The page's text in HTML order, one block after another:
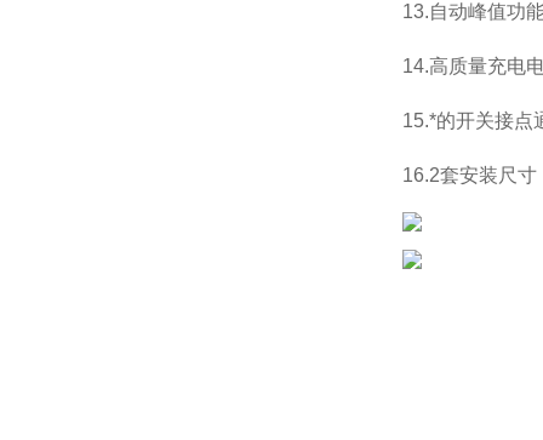
13.自动峰值功
14.高质量充电
15.*的开关接点
16.2套安装尺